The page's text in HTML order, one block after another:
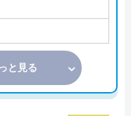
と見る